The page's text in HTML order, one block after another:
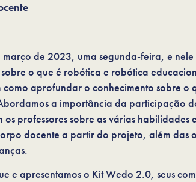
de 2023, uma segunda-feira, e nele
o que é robótica e robótica
aprofundar o conhecimento sobre o
a importância da participação
professores sobre as várias habilidades
docente a partir do projeto, além das
e apresentamos o Kit Wedo 2.0, seus